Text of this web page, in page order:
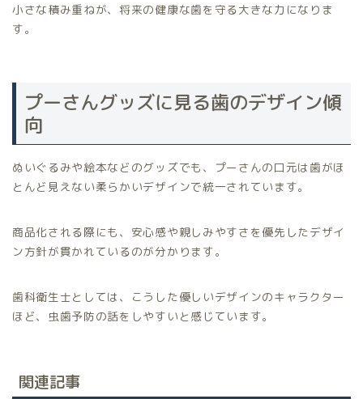
小さな積み重ねが、将来の健康な歯を守る大きな力になりま
す。
プーさんグッズに見る歯のデザイン傾
向
ぬいぐるみや絵本などのグッズでも、プーさんの口元は歯がほ
とんど見えない柔らかいデザインで統一されています。
商品化される際にも、安心感や親しみやすさを優先したデザイ
ン方針が貫かれているのが分かります。
歯科衛生士としては、こうした優しいデザインのキャラクター
ほど、虫歯予防の話をしやすいと感じています。
関連記事